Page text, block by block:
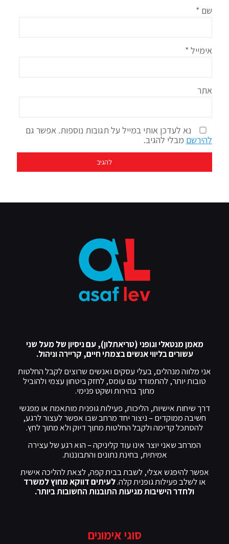
שם *
אימייל *
אתר
נא לעדכן אותי במייל על תגובות נוספות. אפשר גם
להירשם מבלי להגיב.
מאמן מנטאלי וגופני (טריאתלון), עם ניסיון של מעל שני
עשורים בליווי אנשים בצמתי חיים, קריירה וניהול.
אני מלווה מנהלים, בעלי עסקים ואנשים שרוצים לקבל החלטות
טובות יותר, להתמודד עם עומס, לחזק ביטחון עצמי ולהוביל
מתוך בהירות ושקט פנימי.
דרך שיחות אישיות, הליכות, פעילות גופנית מותאמת או מפגשי
חשיבה ממוקדים – ניצור יחד מרחב שבו אפשר לעצור לרגע,
להסתכל קדימה ולקבל החלטות מתוך דיוק ולא מתוך לחץ.
המרחב שאני יוצר אינו עוד קליניקה – הוא רגע של עצירה
אמיתית, בחינת נתונים והתבוננות.
אפשר להיפגש אצלי, לשבת בבית קפה, לצאת להליכה אישית
או לשלב פעילות גופנית קלה.לעיתים דווקא מחוץ למשרד
ולחדר הישיבות מגיעות התובנות החשובות ביותר.
סוגי אימונים